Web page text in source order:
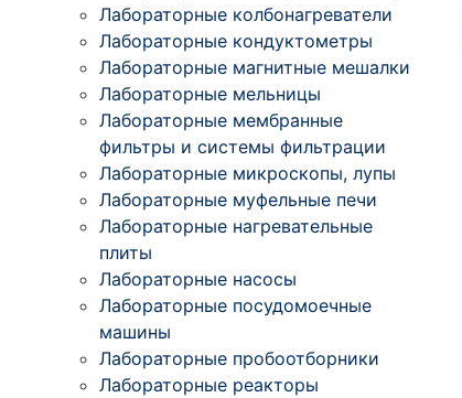
Лабораторные колбонагреватели
Лабораторные кондуктометры
Лабораторные магнитные мешалки
Лабораторные мельницы
Лабораторные мембранные
фильтры и системы фильтрации
Лабораторные микроскопы, лупы
Лабораторные муфельные печи
Лабораторные нагревательные
плиты
Лабораторные насосы
Лабораторные посудомоечные
машины
Лабораторные пробоотборники
Лабораторные реакторы